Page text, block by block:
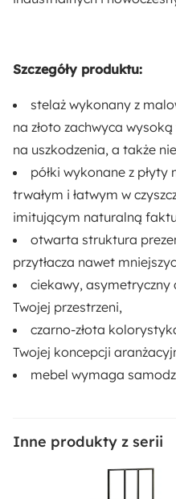
Nie
Długość:
35 cm
Materiał:
Metal Płyta meblowa
Sposób montażu:
Stojący
Szczegóły produktu:
stelaż wykonany z
na złoto zachwyca
na uszkodzenia, a także
półki wykonane z
trwałym i łatwym w
imitującym naturalną
otwarta struktura
przytłacza nawet
ciekawy, asymetryczny
Twojej przestrzeni,
czarno-złota
Twojej koncepcji
mebel wymaga
Inne produkty z serii